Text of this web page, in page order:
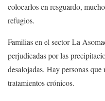
colocarlos en resguardo,
refugios.
Familias en el sector La
perjudicadas por las
desalojadas. Hay personas
tratamientos crónicos.